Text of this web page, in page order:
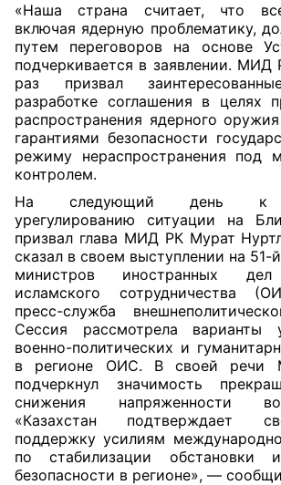
«Наша страна считает, что
включая ядерную проблематику,
путем переговоров на основе
подчеркивается в заявлении. МИД
раз призвал
разработке соглашения в целях
распространения ядерного
гарантиями безопасности
режиму нераспространения под
контролем.
На следующий день к
урегулированию ситуации на
призвал глава МИД РК Мурат
сказал в своем выступлении на 51-
министров иностранных дел
исламского сотрудничества
пресс-служба
Сессия рассмотрела варианты
военно-политических и
в регионе ОИС. В своей речи
подчеркнул значимость
снижения напряженности
«Казахстан подтверждает
поддержку усилиям
по стабилизации обстановки
безопасности в регионе», —